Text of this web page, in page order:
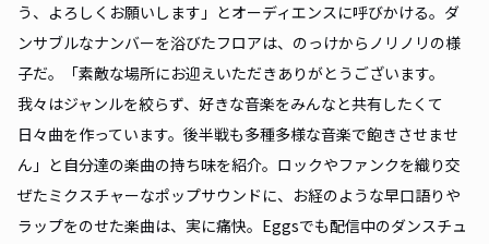
う、よろしくお願いします」とオーディエンスに呼びかける。ダ
ンサブルなナンバーを浴びたフロアは、のっけからノリノリの様
子だ。「素敵な場所にお迎えいただきありがとうございます。
我々はジャンルを絞らず、好きな音楽をみんなと共有したくて
日々曲を作っています。後半戦も多種多様な音楽で飽きさせませ
ん」と自分達の楽曲の持ち味を紹介。ロックやファンクを織り交
ぜたミクスチャーなポップサウンドに、お経のような早口語りや
ラップをのせた楽曲は、実に痛快。Eggsでも配信中のダンスチュ